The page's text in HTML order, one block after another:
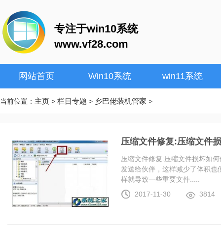
专注于win10系统
www.vf28.com
网站首页 Win10系统 win11系统
当前位置： 主页 > 栏目专题 > 乡巴佬装机管家 >
压缩文件修复:压缩文件
压缩文件修复:压缩文件损坏如
发送给伙伴，这样减少了体积
样就导致一些重要文件.....
2017-11-30
3814